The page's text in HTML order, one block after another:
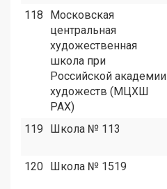
118
Московская
центральная
художественная
школа при
Российской академии
художеств (МЦХШ
РАХ)
119 Школа № 113
120 Школа № 1519